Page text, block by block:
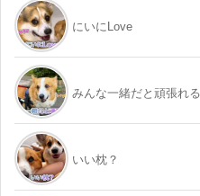
にいにLove
みんな一緒だと頑張れ
いい枕？